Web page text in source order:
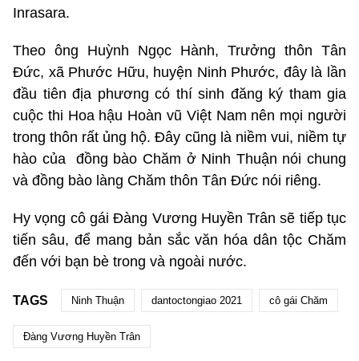
Inrasara.
Theo ông Huỳnh Ngọc Hành, Trưởng thôn Tân
Đức, xã Phước Hữu, huyện Ninh Phước, đây là lần
đầu tiên địa phương có thí sinh đăng ký tham gia
cuộc thi Hoa hậu Hoàn vũ Việt Nam nên mọi người
trong thôn rất ủng hộ. Đây cũng là niềm vui, niềm tự
hào của đồng bào Chăm ở Ninh Thuận nói chung
và đồng bào làng Chăm thôn Tân Đức nói riêng.
Hy vọng cô gái Đàng Vương Huyền Trân sẽ tiếp tục
tiến sâu, để mang bản sắc văn hóa dân tộc Chăm
đến với bạn bè trong và ngoài nước.
TAGS Ninh Thuận dantoctongiao 2021 cô gái Chăm
Đàng Vương Huyền Trân